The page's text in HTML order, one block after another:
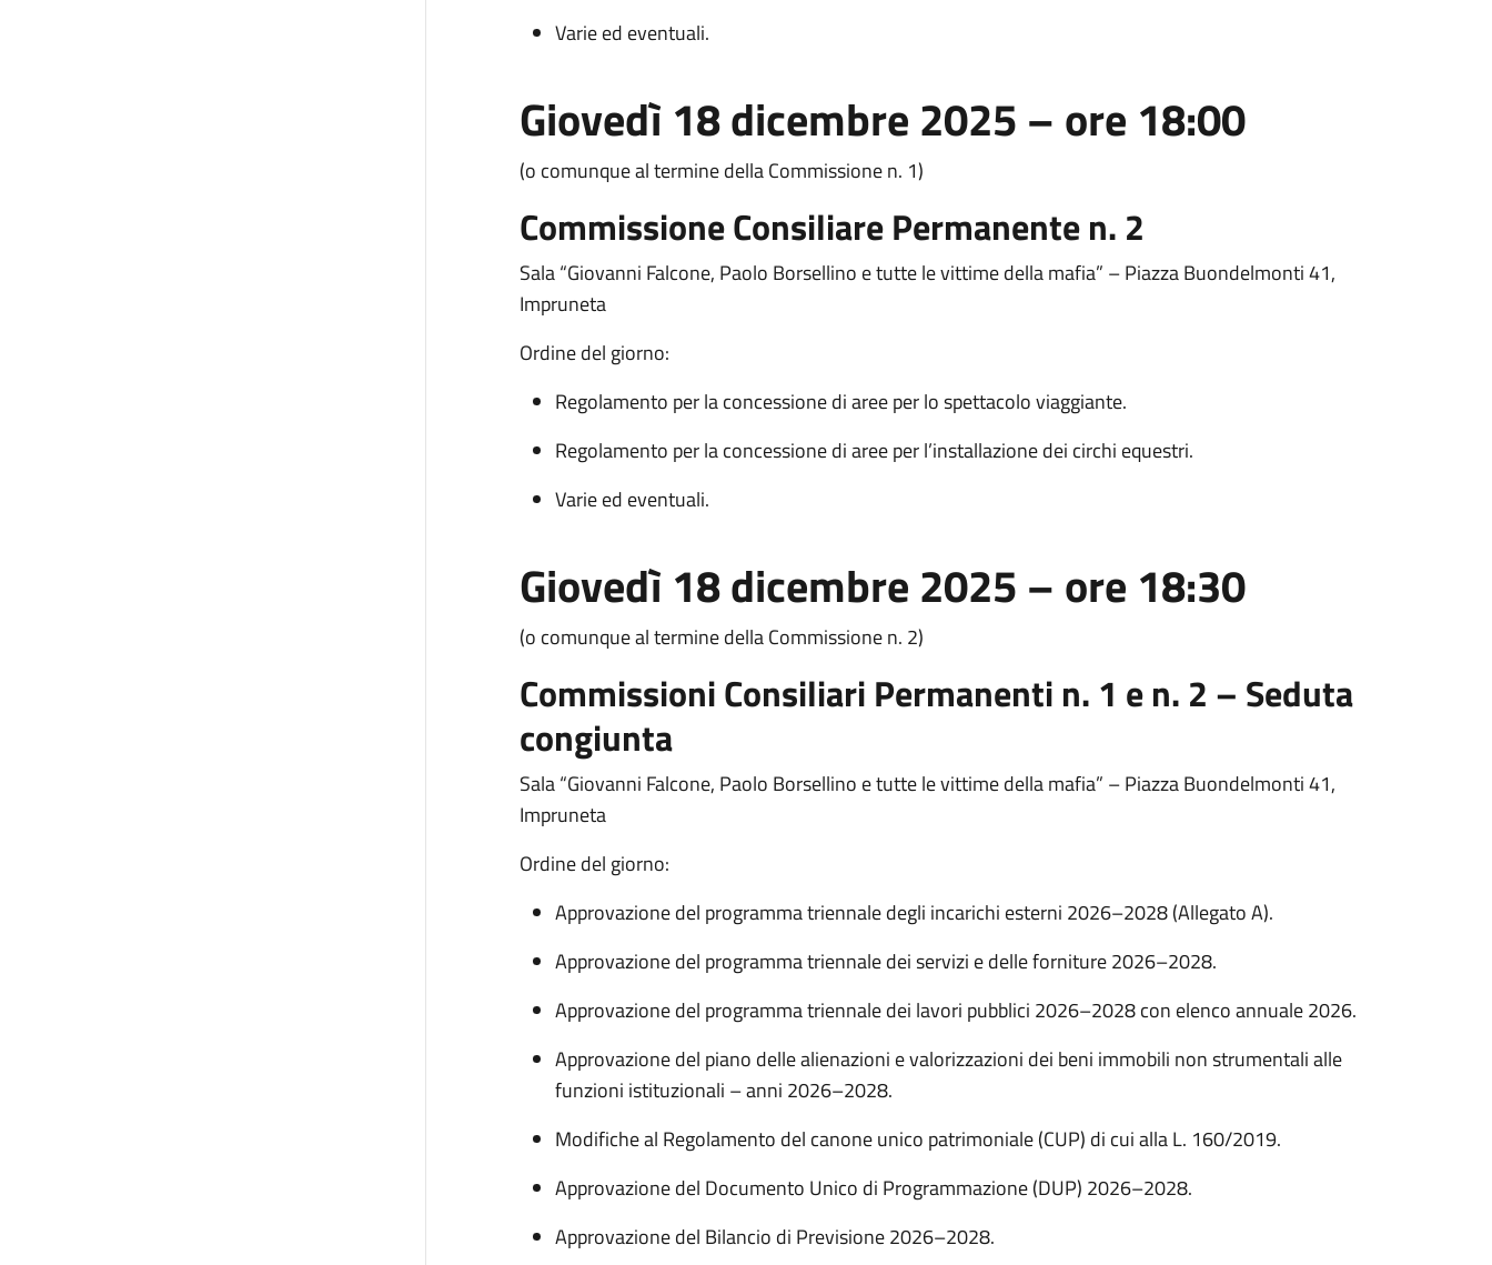
Varie ed eventuali.
Giovedì 18 dicembre 2025 – ore 18:00
(o comunque al termine della Commissione n. 1)
Commissione Consiliare Permanente n. 2
Sala “Giovanni Falcone, Paolo Borsellino e tutte le vittime della mafia” – Piazza Buondelmonti 41,
Impruneta
Ordine del giorno:
Regolamento per la concessione di aree per lo spettacolo viaggiante.
Regolamento per la concessione di aree per l’installazione dei circhi equestri.
Varie ed eventuali.
Giovedì 18 dicembre 2025 – ore 18:30
(o comunque al termine della Commissione n. 2)
Commissioni Consiliari Permanenti n. 1 e n. 2 – Seduta
congiunta
Sala “Giovanni Falcone, Paolo Borsellino e tutte le vittime della mafia” – Piazza Buondelmonti 41,
Impruneta
Ordine del giorno:
Approvazione del programma triennale degli incarichi esterni 2026–2028 (Allegato A).
Approvazione del programma triennale dei servizi e delle forniture 2026–2028.
Approvazione del programma triennale dei lavori pubblici 2026–2028 con elenco annuale 2026.
Approvazione del piano delle alienazioni e valorizzazioni dei beni immobili non strumentali alle
funzioni istituzionali – anni 2026–2028.
Modifiche al Regolamento del canone unico patrimoniale (CUP) di cui alla L. 160/2019.
Approvazione del Documento Unico di Programmazione (DUP) 2026–2028.
Approvazione del Bilancio di Previsione 2026–2028.